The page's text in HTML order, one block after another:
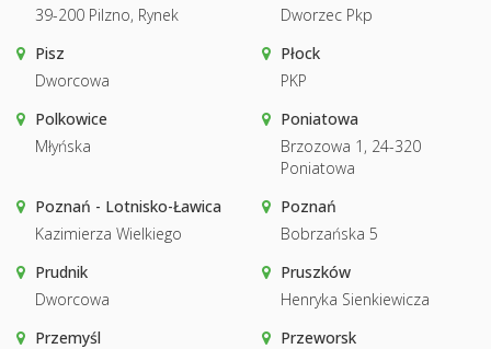
39-200 Pilzno, Rynek
Dworzec Pkp
Pisz
Dworcowa
Płock
PKP
Polkowice
Młyńska
Poniatowa
Brzozowa 1, 24-320
Poniatowa
Poznań - Lotnisko-Ławica
Kazimierza Wielkiego
Poznań
Bobrzańska 5
Prudnik
Dworcowa
Pruszków
Henryka Sienkiewicza
Przemyśl
Przeworsk